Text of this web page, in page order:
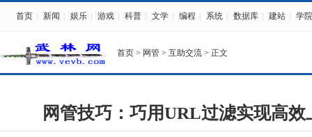
首页 新闻 娱乐 游戏 科普 文学 编程 系统 数据库 建站 学院
首页 > 网管 > 互助交流 > 正文
网管技巧：巧用URL过滤实现高效